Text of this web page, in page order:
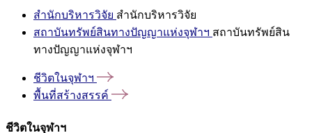
สำนักบริหารวิจัย สำนักบริหารวิจัย
สถาบันทรัพย์สินทางปัญญาแห่งจุฬาฯ สถาบันทรัพย์สิน
ทางปัญญาแห่งจุฬาฯ
ชีวิตในจุฬาฯ
พื้นที่สร้างสรรค์
ชีวิตในจุฬาฯ